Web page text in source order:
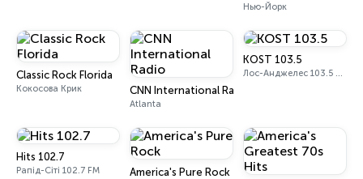
Нью-Йорк
Classic Rock Florida
Кокосова Крик CNN International Radio
Atlanta
KOST 103.5
Лос-Анджелес 103.5 FM
Hits 102.7
Рапід-Сіті 102.7 FM America's Pure Rock